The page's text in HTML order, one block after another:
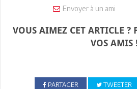
Envoyer à un ami
VOUS AIMEZ CET ARTICLE ?
VOS AMIS !
PARTAGER TWEETER